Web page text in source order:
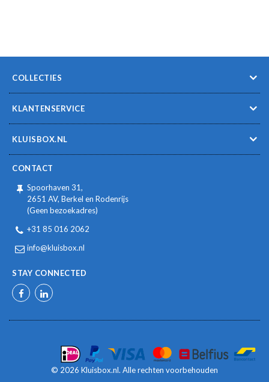
COLLECTIES
KLANTENSERVICE
KLUISBOX.NL
CONTACT
Spoorhaven 31,
2651 AV, Berkel en Rodenrijs
(Geen bezoekadres)
+31 85 016 2062
info@kluisbox.nl
STAY CONNECTED
FacebookLinkedIn
© 2026 Kluisbox.nl. Alle rechten voorbehouden